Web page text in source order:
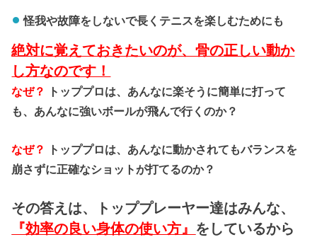
怪我や故障をしないで長くテニスを楽しむためにも
絶対に覚えておきたいのが、骨の正しい動か
し方なのです！
なぜ？
トッププロは、あんなに楽そうに簡単に打って
も、あんなに強いボールが飛んで行くのか？
なぜ？
トッププロは、あんなに動かされてもバランスを
崩さずに正確なショットが打てるのか？
その答えは、トッププレーヤー達はみんな、
『効率の良い身体の使い方』 をしているから